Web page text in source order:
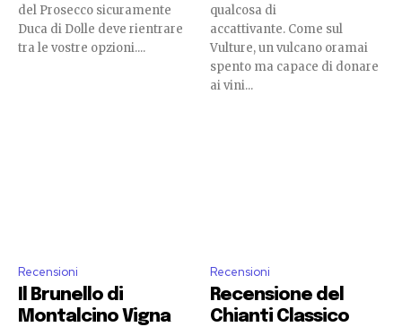
del Prosecco sicuramente
Duca di Dolle deve rientrare
tra le vostre opzioni....
qualcosa di
accattivante. Come sul
Vulture, un vulcano oramai
spento ma capace di donare
ai vini...
Recensioni
Il Brunello di
Montalcino Vigna
Recensioni
Recensione del
Chianti Classico